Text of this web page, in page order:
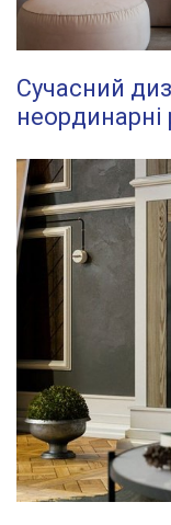
Сучасний
неординарні